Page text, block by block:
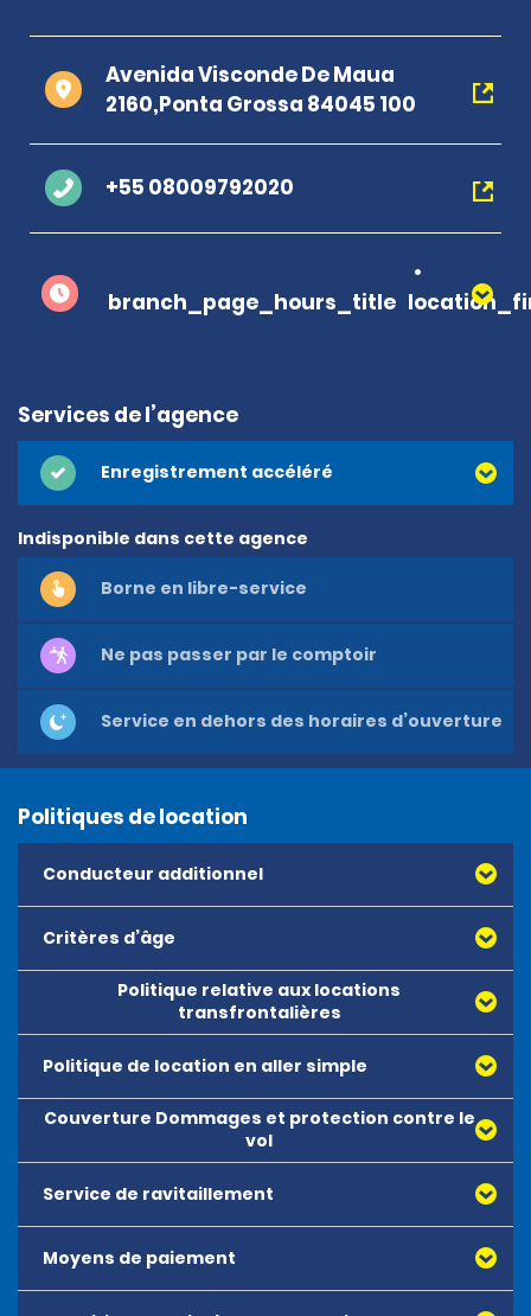
Avenida Visconde De Maua
2160,Ponta Grossa 84045 100
+55 08009792020
branch_page_hours_title
Services de l’agence
Enregistrement accéléré
Indisponible dans cette agence
Borne en libre-service
Ne pas passer par le comptoir
Service en dehors des horaires d’ouverture
Politiques de location
Conducteur additionnel
Critères d’âge
Politique relative aux locations
transfrontalières
Politique de location en aller simple
Couverture Dommages et protection contre le
vol
Service de ravitaillement
Moyens de paiement